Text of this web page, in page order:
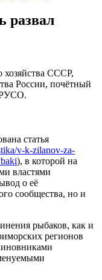
развал
хозяйства СССР,
России, почётный
РУСО.
статья
v-k-zilanov-za-
), в которой на
властями
о её
сообщества, но и
рыбаков, как и
регионов